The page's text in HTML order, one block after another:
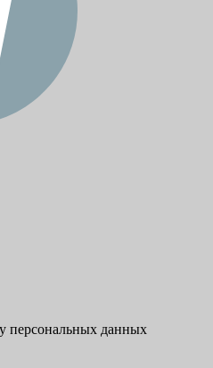
персональных данных